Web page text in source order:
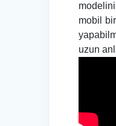
mobil
uzun